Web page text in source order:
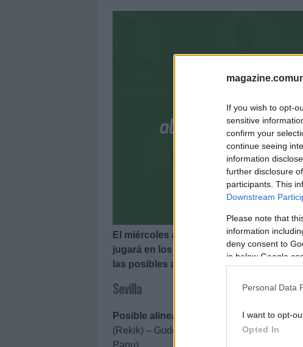
If you wish to opt-
sensitive
confirm your
continue seeing
information
further disclosure
participants. This
Downstream
Please note that
information
deny consent to
in below Google
Personal Data
I want to opt-
Opted In
El miércoles a las 19:00 horas, jornada
jugará en los locales? ¿Con qué
las posibles alineaciones.
Sevilla
Posible alineación
: Bono – Jesús Navas,
(Rekik) – Gudelj, Oliver Torres, Rakitic –